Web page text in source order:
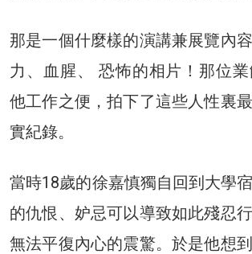
那是一個什麼樣的演講兼展覽內
力、血腥、 恐怖的相片！那位
他工作之便，拍下了這些人性裏
實紀錄。
當時18歲的徐嘉慎獨自回到大學
的仇恨、妒忌可以導致如此殘忍
無法平復內心的震驚。於是他想